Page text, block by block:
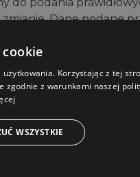
Dane podane
jest
ponosi
już z konta klienta lub
ciągły, w
stron
Korzystając z tej
zgodnie z warunkami naszej
WSZYSTKIE